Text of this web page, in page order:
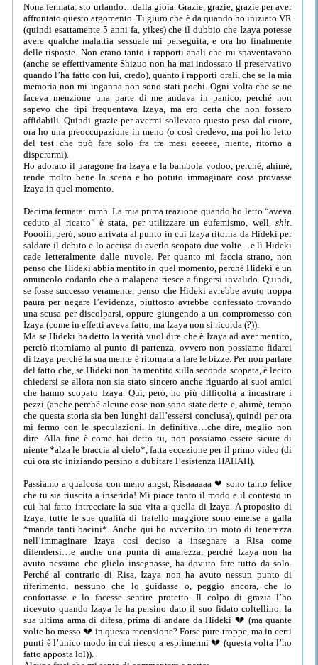
Nona fermata: sto urlando…dalla gioia. Grazie, grazie, grazie per aver
affrontato questo argomento. Ti giuro che è da quando ho iniziato VR
(quindi esattamente 5 anni fa, yikes) che il dubbio che Izaya potesse
avere qualche malattia sessuale mi perseguita, e ora ho finalmente
delle risposte. Non erano tanto i rapporti anali che mi spaventavano
(anche se effettivamente Shizuo non ha mai indossato il preservativo
quando l’ha fatto con lui, credo), quanto i rapporti orali, che se la mia
memoria non mi inganna non sono stati pochi. Ogni volta che se ne
faceva menzione una parte di me andava in panico, perché non
sapevo che tipi frequentava Izaya, ma ero certa che non fossero
affidabili. Quindi grazie per avermi sollevato questo peso dal cuore,
ora ho una preoccupazione in meno (o così credevo, ma poi ho letto
del test che può fare solo fra tre mesi eeeeee, niente, ritorno a
disperarmi).
Ho adorato il paragone fra Izaya e la bambola vodoo, perché, ahimè,
rende molto bene la scena e ho potuto immaginare cosa provasse
Izaya in quel momento.
Decima fermata: mmh. La mia prima reazione quando ho letto “aveva
ceduto al ricatto” è stata, per utilizzare un eufemismo, well,
shit
Poooiii, però, sono arrivata al punto in cui Izaya ritorna da Hideki per
saldare il debito e lo accusa di averlo scopato due volte…e lì Hideki
cade letteralmente dalle nuvole. Per quanto mi faccia strano, non
penso che Hideki abbia mentito in quel momento, perché Hideki è un
omuncolo codardo che a malapena riesce a fingersi invalido. Quindi,
se fosse successo veramente, penso che Hideki avrebbe avuto troppa
paura per negare l’evidenza, piuttosto avrebbe confessato trovando
una scusa per discolparsi, oppure giungendo a un compromesso con
Izaya (come in effetti aveva fatto, ma Izaya non si ricorda (?)).
Ma se Hideki ha detto la verità vuol dire che è Izaya ad aver mentito,
perciò ritorniamo al punto di partenza, ovvero non possiamo fidarci
di Izaya perché la sua mente è ritornata a fare le bizze. Per non parlare
del fatto che, se Hideki non ha mentito sulla seconda scopata, è lecito
chiedersi se allora non sia stato sincero anche riguardo ai suoi amici
che hanno scopato Izaya. Qui, però, ho più difficoltà a incastrare i
pezzi (anche perché alcune cose non sono state dette e, ahimè, tempo
che questa storia sia ben lunghi dall’essersi conclusa), quindi per ora
mi fermo con le speculazioni. In definitiva…che dire, meglio non
dire. Alla fine è come hai detto tu, non possiamo essere sicure di
niente *alza le braccia al cielo*, fatta eccezione per il primo video (di
cui ora sto iniziando persino a dubitare l’esistenza HAHAH).
Passiamo a qualcosa con meno angst, Risaaaaaa ❤ sono tanto felice
che tu sia riuscita a inserirla! Mi piace tanto il modo e il contesto in
cui hai fatto intrecciare la sua vita a quella di Izaya. A proposito di
Izaya, tutte le sue qualità di fratello maggiore sono emerse a galla
*manda tanti bacini*. Anche qui ho avvertito un moto di tenerezza
nell’immaginare Izaya così deciso a insegnare a Risa come
difendersi…e anche una punta di amarezza, perché Izaya non ha
avuto nessuno che glielo insegnasse, ha dovuto fare tutto da solo.
Perché al contrario di Risa, Izaya non ha avuto nessun punto di
riferimento, nessuno che lo guidasse o, peggio ancora, che lo
confortasse e lo facesse sentire protetto. Il colpo di grazia l’ho
ricevuto quando Izaya le ha persino dato il suo fidato coltellino, la
sua ultima arma di difesa, prima di andare da Hideki 💔 (ma quante
volte ho messo 💔 in questa recensione? Forse pure troppe, ma in certi
punti è l’unico modo in cui riesco a esprimermi 💔 (questa volta l’ho
fatto apposta lol)).